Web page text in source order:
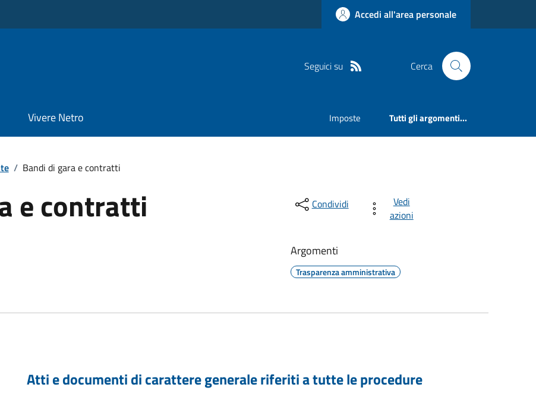
Accedi all'area personale
Seguici su Cerca
Vivere Netro Imposte Tutti gli argomenti...
/ Bandi di gara e contratti
e contratti Condividi
Vedi
azioni
Argomenti
Trasparenza amministrativa
Atti e documenti di carattere generale riferiti a tutte le procedure